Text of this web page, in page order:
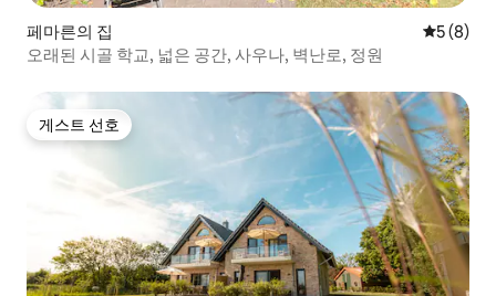
페마른의 집 평점 5점
5 (8)
오래된 시골 학교, 넓은 공간, 사우나, 벽난로, 정원
게스트 선호
게스트 선호